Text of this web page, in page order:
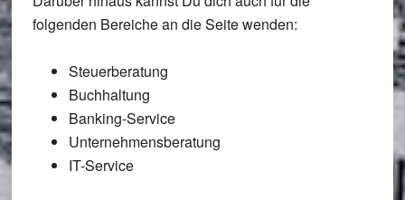
folgenden Bereiche an die Seite wenden:
Steuerberatung
Buchhaltung
Banking-Service
Unternehmensberatung
IT-Service